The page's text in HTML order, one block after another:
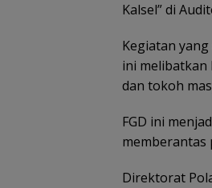
Kalsel” di
Kegiatan
ini melibatkan
dan tokoh
FGD ini
memberantas
Direktorat